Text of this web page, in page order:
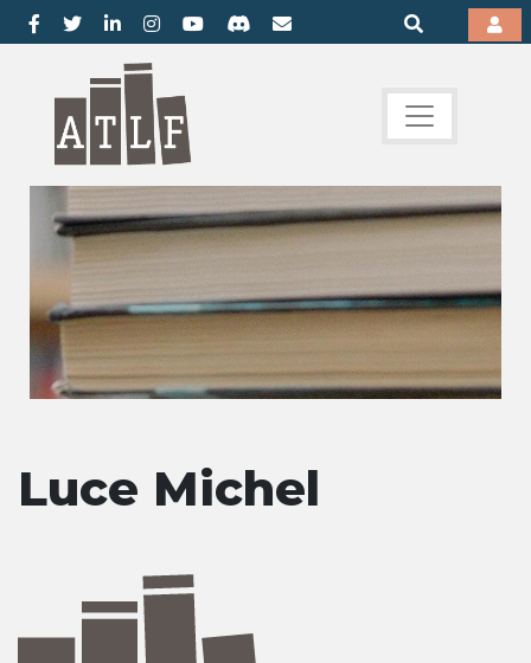
Luce Michel